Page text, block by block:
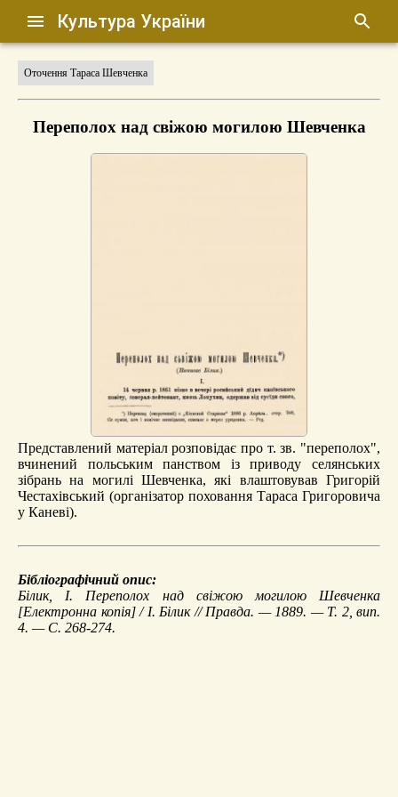
Культура України
Оточення Тараса Шевченка
Переполох над свіжою могилою Шевченка
Представлений матеріал розповідає про т. зв. "переполох",
вчинений польським панством із приводу селянських
зібрань на могилі Шевченка, які влаштовував Григорій
Честахівський (організатор поховання Тараса Григоровича
у Каневі).
Бібліографічний опис:
Білик, І. Переполох над свіжою могилою Шевченка
[Електронна копія] / І. Білик // Правда. — 1889. — Т. 2, вип.
4. — С. 268-274.